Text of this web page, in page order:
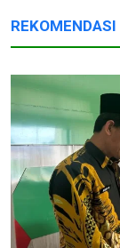
REKOMENDASI